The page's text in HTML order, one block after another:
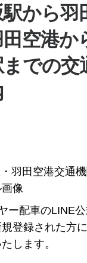
から羽
空港か
での交
ー配車のLINE公
登録された方
します。